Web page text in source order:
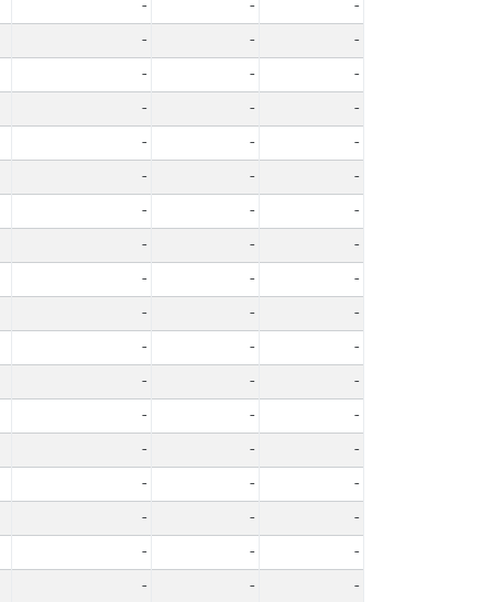
- -
-
- -
-
- -
-
- -
-
- -
-
- -
-
- -
-
- -
-
- -
-
- -
-
- -
-
- -
-
- -
-
- -
-
- -
-
- -
-
- -
-
- -
-